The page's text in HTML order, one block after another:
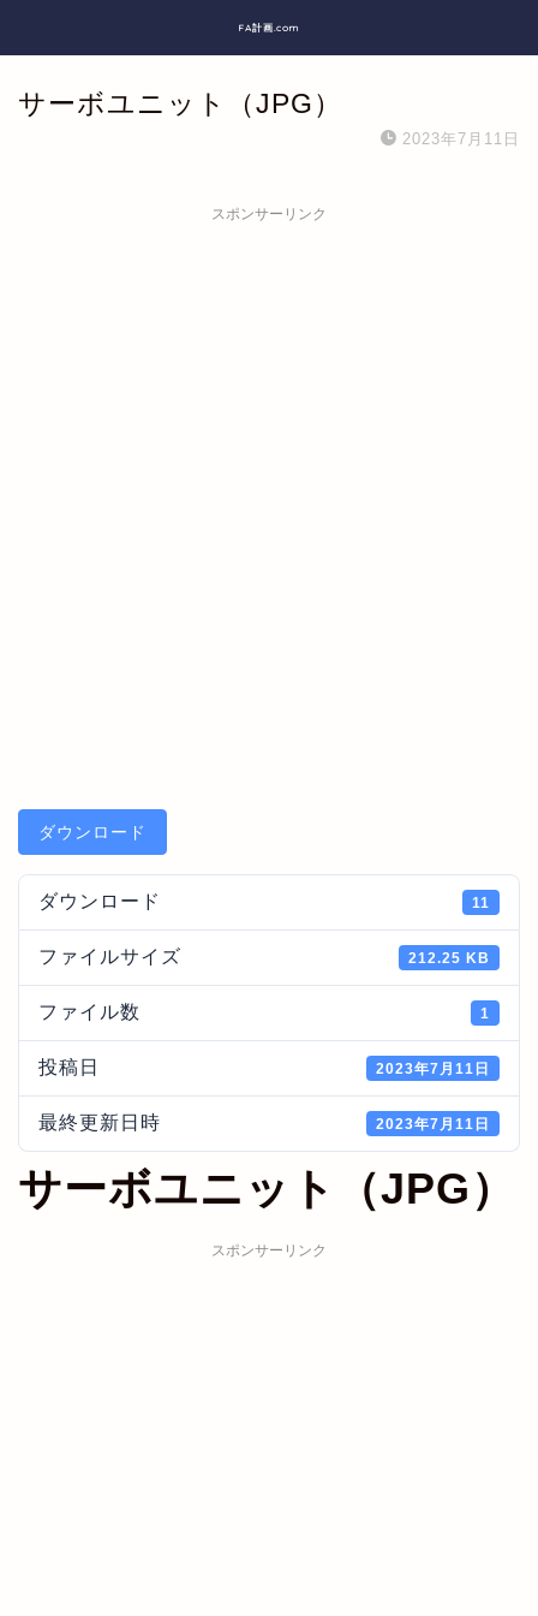
FA計画.com
サーボユニット（JPG）
2023年7月11日
スポンサーリンク
ダウンロード
ダウンロード 11
ファイルサイズ 212.25 KB
ファイル数 1
投稿日 2023年7月11日
最終更新日時 2023年7月11日
サーボユニット（JPG）
スポンサーリンク